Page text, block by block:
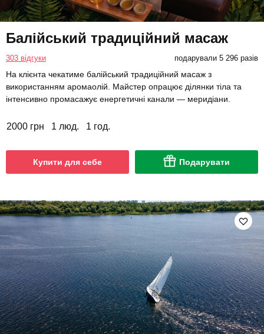
Балійський традиційний масаж
303 відгуки подарували 5 296 разів
На клієнта чекатиме балійський традиційний масаж з
використанням аромаолій. Майстер опрацює ділянки тіла та
інтенсивно промасажує енергетичні канали — меридіани.
2000 грн 1 люд. 1 год.
Купити для себе Подарувати